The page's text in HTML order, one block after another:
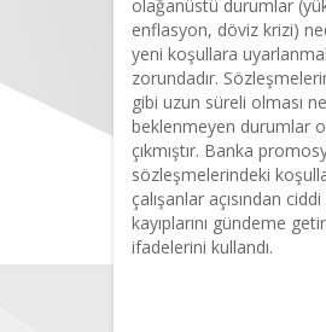
olağanüstü durumlar
enflasyon, döviz krizi)
yeni koşullara
zorundadır.
gibi uzun süreli olması
beklenmeyen durumlar
çıkmıştır. Banka
sözleşmelerindeki
çalışanlar açısından
kayıplarını gündeme
ifadelerini kullandı.